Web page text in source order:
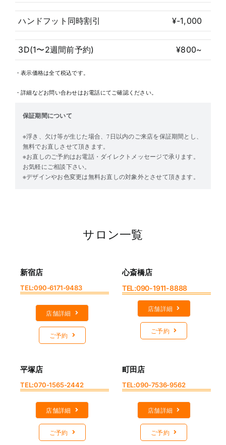
ハンドフット同時割引 ¥-1,000
3D(1〜2週間前予約) ¥800~
・表示価格は全て税込です。
・詳細などお問い合わせはお電話にてご確認ください。
保証期間について
※浮き、欠け等が生じた場合、7日以内のご来店を保証期間とし、
無料でお直しさせて頂きます。
※お直しのご予約はお電話・ダイレクトメッセージで承ります。
お気軽にご相談下さい。
※デザインやお色変更は無料お直しの対象外とさせて頂きます。
サロン一覧
平塚店
TEL:070-1565-2442
店舗詳細
ご予約
町田店
TEL:090-7536-9562
店舗詳細
ご予約
新宿店
TEL:090-6171-9483
店舗詳細
ご予約
心斎橋店
TEL:090-1911-8888
店舗詳細
ご予約